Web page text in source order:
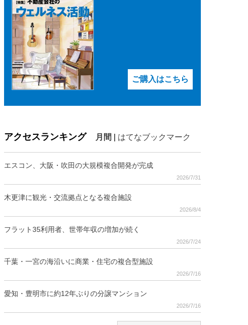
ご購入はこちら
アクセスランキング 月間 はてなブックマーク
エスコン、大阪・吹田の大規模複合開発が完成
2026/7/31
木更津に観光・交流拠点となる複合施設
2026/8/4
フラット35利用者、世帯年収の増加が続く
2026/7/24
千葉・一宮の海沿いに商業・住宅の複合型施設
2026/7/16
愛知・豊明市に約12年ぶりの分譲マンション
2026/7/16